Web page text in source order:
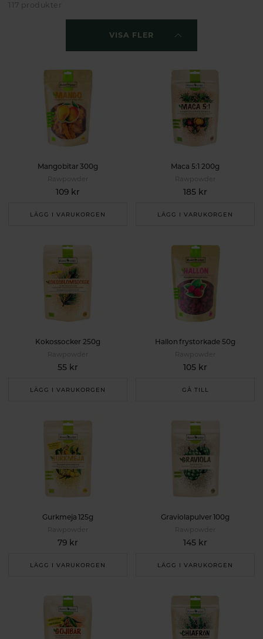
näringsämnen.
117 produkter
VISA FLER
Mangobitar 300g
109 kr
LÄGG I VARUKORGEN
Maca 5:1 200g
185 kr
LÄGG I VARUKORGEN
Kokossocker 250g
55 kr
LÄGG I VARUKORGEN
Hallon frystorkade 50g
105 kr
GÅ TILL
Gurkmeja 125g
79 kr
LÄGG I VARUKORGEN
Graviolapulver 100g
145 kr
LÄGG I VARUKORGEN